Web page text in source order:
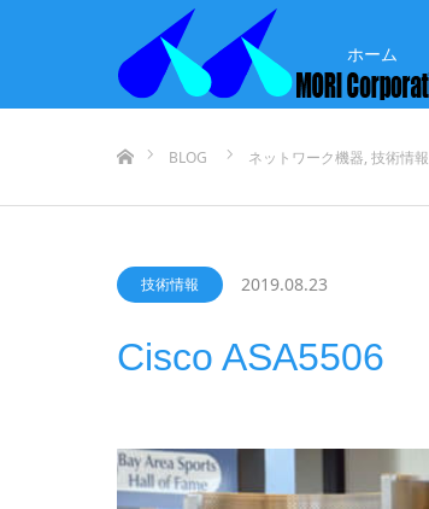
ホーム
BLOG
ネットワーク機器, 技術情報
技術情報 2019.08.23
Cisco ASA5506